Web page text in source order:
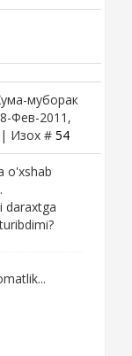
муборак
Фев-2011,
| Изох # 54
o'xshab
daraxtga